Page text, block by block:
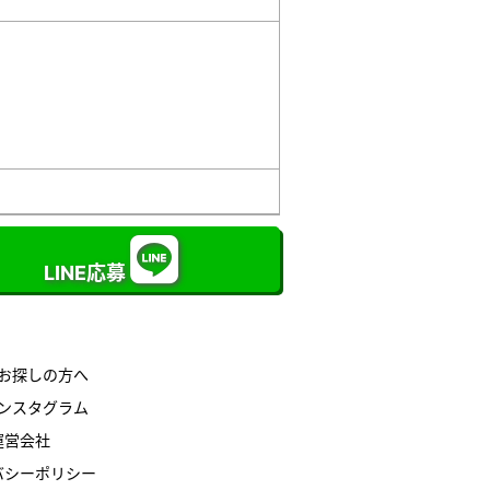
LINE応募
探しの方へ
スタグラム
営会社
ーポリシー